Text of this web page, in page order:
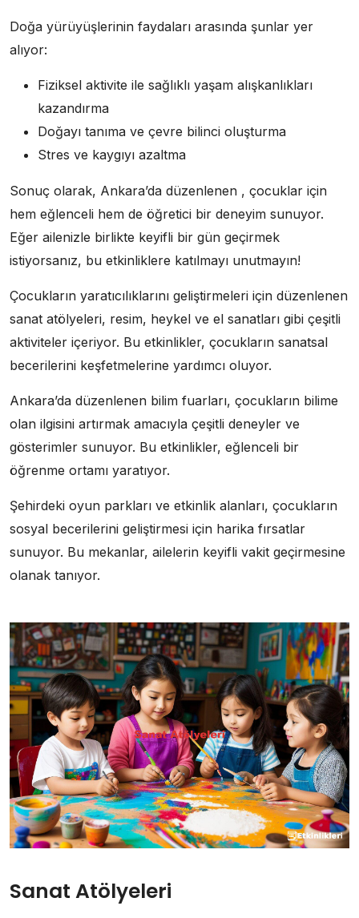
Doğa yürüyüşlerinin faydaları arasında şunlar yer
alıyor:
Fiziksel aktivite ile sağlıklı yaşam alışkanlıkları
kazandırma
Doğayı tanıma ve çevre bilinci oluşturma
Stres ve kaygıyı azaltma
Sonuç olarak, Ankara’da düzenlenen , çocuklar için
hem eğlenceli hem de öğretici bir deneyim sunuyor.
Eğer ailenizle birlikte keyifli bir gün geçirmek
istiyorsanız, bu etkinliklere katılmayı unutmayın!
Çocukların yaratıcılıklarını geliştirmeleri için düzenlenen
sanat atölyeleri, resim, heykel ve el sanatları gibi çeşitli
aktiviteler içeriyor. Bu etkinlikler, çocukların sanatsal
becerilerini keşfetmelerine yardımcı oluyor.
Ankara’da düzenlenen bilim fuarları, çocukların bilime
olan ilgisini artırmak amacıyla çeşitli deneyler ve
gösterimler sunuyor. Bu etkinlikler, eğlenceli bir
öğrenme ortamı yaratıyor.
Şehirdeki oyun parkları ve etkinlik alanları, çocukların
sosyal becerilerini geliştirmesi için harika fırsatlar
sunuyor. Bu mekanlar, ailelerin keyifli vakit geçirmesine
olanak tanıyor.
Sanat Atölyeleri